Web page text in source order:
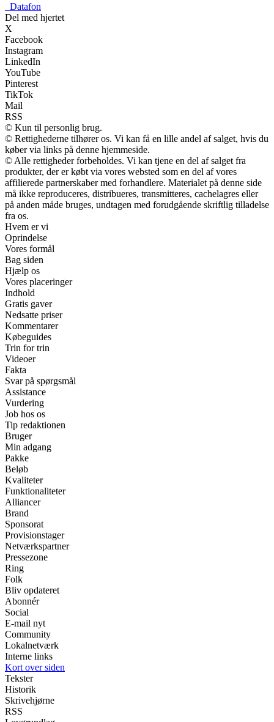
Datafon
Del med hjertet
X
Facebook
Instagram
LinkedIn
YouTube
Pinterest
TikTok
Mail
RSS
© Kun til personlig brug.
© Rettighederne tilhører os. Vi kan få en lille andel af salget, hvis du
køber via links på denne hjemmeside.
© Alle rettigheder forbeholdes. Vi kan tjene en del af salget fra
produkter, der er købt via vores websted som en del af vores
affilierede partnerskaber med forhandlere. Materialet på denne side
må ikke reproduceres, distribueres, transmitteres, cachelagres eller
på anden måde bruges, undtagen med forudgående skriftlig tilladelse
fra os.
Hvem er vi
Oprindelse
Vores formål
Bag siden
Hjælp os
Vores placeringer
Indhold
Gratis gaver
Nedsatte priser
Kommentarer
Købeguides
Trin for trin
Videoer
Fakta
Svar på spørgsmål
Assistance
Vurdering
Job hos os
Tip redaktionen
Bruger
Min adgang
Pakke
Beløb
Kvaliteter
Funktionaliteter
Alliancer
Brand
Sponsorat
Provisionstager
Netværkspartner
Pressezone
Ring
Folk
Bliv opdateret
Abonnér
Social
E-mail nyt
Community
Lokalnetværk
Interne links
Kort over siden
Tekster
Historik
Skrivehjørne
RSS